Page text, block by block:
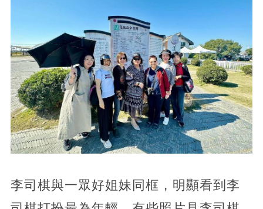
李司棋與一眾好姐妹同框，明顯看到李